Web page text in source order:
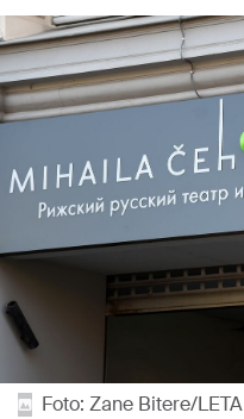
Foto: Zane Bitere/LETA